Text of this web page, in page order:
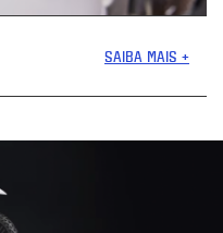
SAIBA MAIS +